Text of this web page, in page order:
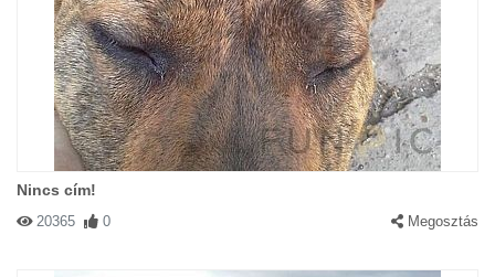
Nincs cím!
20365 0 Megosztás